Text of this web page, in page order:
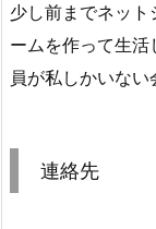
少し前までネッ
ームを作って生
員が私しかいない
連絡先